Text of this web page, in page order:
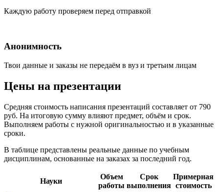
Каждую работу проверяем перед отправкой
Анонимность
Твои данные и заказы не передаём в вуз и третьим лицам
Цены на презентации
Средняя стоимость написания презентаций составляет от 790
руб. На итоговую сумму влияют предмет, объём и срок.
Выполняем работы с нужной оригинальностью и в указанные
сроки.
В таблице представлены реальные данные по учебным
дисциплинам, основанные на заказах за последний год.
Науки
Объем
работы
Срок
выполнения
Примерная
стоимость